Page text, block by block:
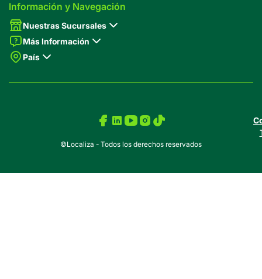
Información y Navegación
Nuestras Sucursales
Más Información
País
©Localiza - Todos los derechos reservados